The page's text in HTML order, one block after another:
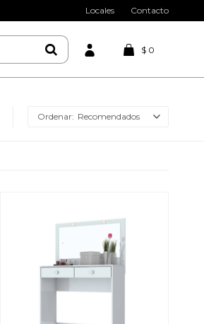
$ 0
Locales Contacto
Recomendados